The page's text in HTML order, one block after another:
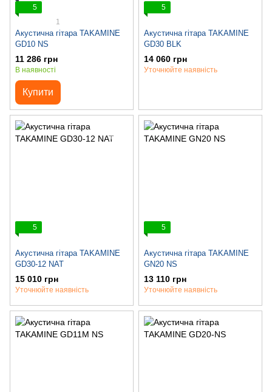
5
1
Акустична гітара TAKAMINE
GD10 NS
11 286 грн
В наявності
Купити
5
Акустична гітара TAKAMINE
GD30 BLK
14 060 грн
Уточнюйте наявність
5
Акустична гітара TAKAMINE
GD30-12 NAT
15 010 грн
Уточнюйте наявність
5
Акустична гітара TAKAMINE
GN20 NS
13 110 грн
Уточнюйте наявність